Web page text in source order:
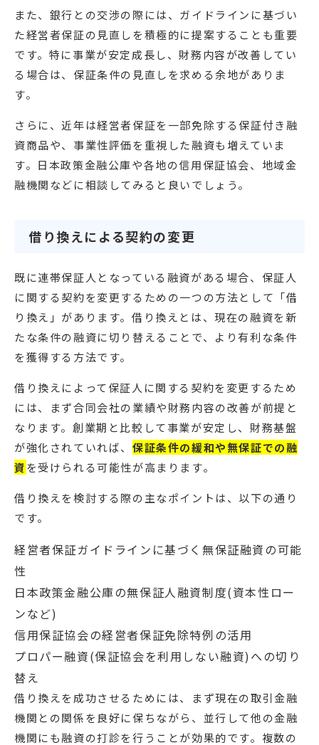
また、銀行との交渉の際には、ガイドラインに基づい
た経営者保証の見直しを積極的に提案することも重要
です。特に事業が安定成長し、財務内容が改善してい
る場合は、保証条件の見直しを求める余地がありま
す。
さらに、近年は経営者保証を一部免除する保証付き融
資商品や、事業性評価を重視した融資も増えていま
す。日本政策金融公庫や各地の信用保証協会、地域金
融機関などに相談してみると良いでしょう。
借り換えによる契約の変更
既に連帯保証人となっている融資がある場合、保証人
に関する契約を変更するための一つの方法として「借
り換え」があります。借り換えとは、現在の融資を新
たな条件の融資に切り替えることで、より有利な条件
を獲得する方法です。
借り換えによって保証人に関する契約を変更するため
には、まず合同会社の業績や財務内容の改善が前提と
なります。創業期と比較して事業が安定し、財務基盤
が強化されていれば、 保証条件の緩和や無保証での融
資を受けられる可能性が高まります。
借り換えを検討する際の主なポイントは、以下の通り
です。
経営者保証ガイドラインに基づく無保証融資の可能
性
日本政策金融公庫の無保証人融資制度(資本性ロー
ンなど)
信用保証協会の経営者保証免除特例の活用
プロパー融資(保証協会を利用しない融資)への切り
替え
借り換えを成功させるためには、まず現在の取引金融
機関との関係を良好に保ちながら、並行して他の金融
機関にも融資の打診を行うことが効果的です。複数の